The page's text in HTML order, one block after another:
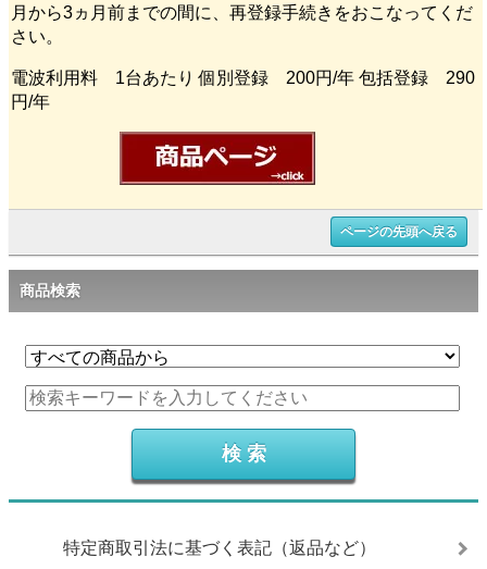
月から3ヵ月前までの間に、再登録手続きをおこなってくだ
さい。
電波利用料 1台あたり 個別登録 200円/年 包括登録 290
円/年
ページの先頭へ戻る
商品検索
特定商取引法に基づく表記（返品など）